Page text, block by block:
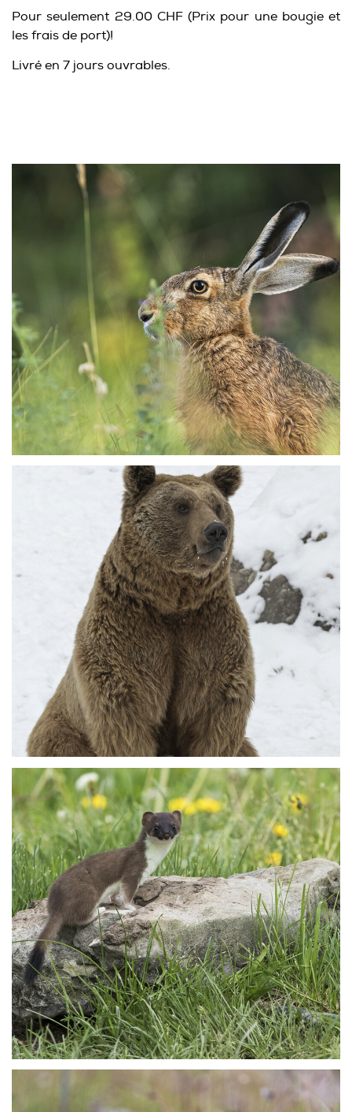
Pour seulement 29.00 CHF (Prix pour une bougie et
les frais de port)!
Livré en 7 jours ouvrables.